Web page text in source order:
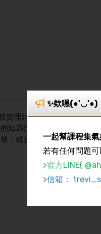
✨欸嘿(●'◡'●)
一起幫課程集
若有任何問題
>官方LINE(
>信箱：
資理財的正確觀念與知 識
知識技能。 另外，本課程
，或是到國外留學就業創業